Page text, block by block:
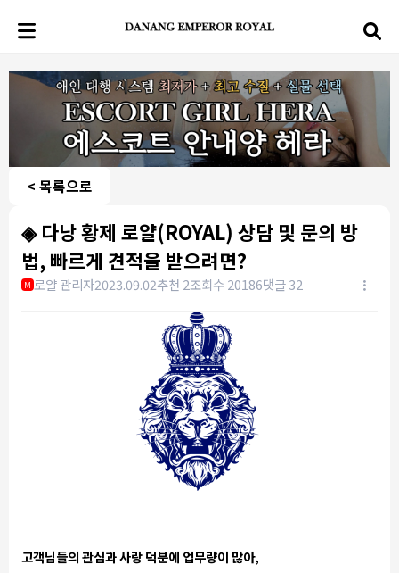
< 목록으로
◈ 다낭 황제 로얄(ROYAL) 상담 및 문의 방
법, 빠르게 견적을 받으려면?
M 로얄 관리자2023.09.02추천 2조회수 20186댓글 32
고객님들의 관심과 사랑 덕분에 업무량이 많아,